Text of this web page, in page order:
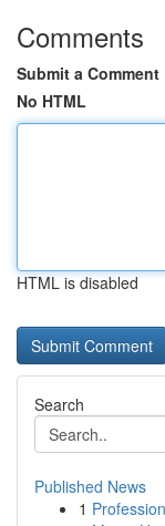
Comments
Submit a Comment
No HTML
HTML is disabled
Search
Published News
1